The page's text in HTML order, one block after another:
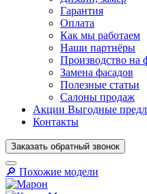
Гарантия
Оплата
Как мы работаем
Наши партнёры
Производство на
Замена фасадов
Полезные статьи
Салоны продаж
Акции Выгодные
Контакты
Заказать обратный звонок
🔎︎ Похожие модели